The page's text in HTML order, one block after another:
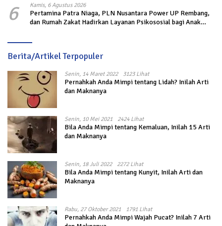
6 Kamis, 6 Agustus 2026
Pertamina Patra Niaga, PLN Nusantara Power UP Rembang,
dan Rumah Zakat Hadirkan Layanan Psikososial bagi Anak
Berita/Artikel Terpopuler
Senin, 14 Maret 2022 3123 Lihat
Pernahkah Anda Mimpi tentang Lidah? Inilah Arti
dan Maknanya
Senin, 10 Mei 2021 2424 Lihat
Bila Anda Mimpi tentang Kemaluan, Inilah 15 Arti
dan Maknanya
Senin, 18 Juli 2022 2272 Lihat
Bila Anda Mimpi tentang Kunyit, Inilah Arti dan
Maknanya
Rabu, 27 Oktober 2021 1791 Lihat
Pernahkah Anda Mimpi Wajah Pucat? Inilah 7 Arti